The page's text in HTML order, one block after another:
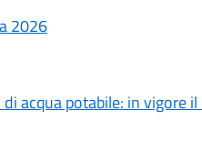
2026
acqua potabile: in vigore